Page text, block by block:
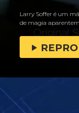
Larry Soffer é um
de magia